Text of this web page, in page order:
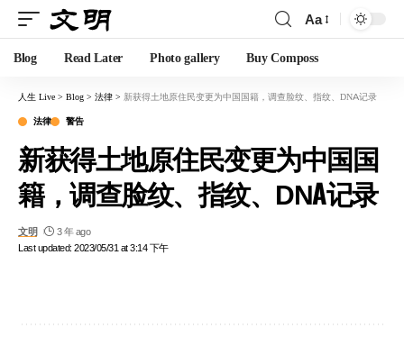
Aa
Blog Read Later Photo gallery Buy Composs
人生 Live > Blog > 法律 > 新获得土地原住民变更为中国国籍，调查脸纹、指纹、DNA记录
法律 警告
新获得土地原住民变更为中国国
籍，调查脸纹、指纹、DNA记录
Last updated: 2023/05/31 at 3:14 下午
文明 3 年 ago